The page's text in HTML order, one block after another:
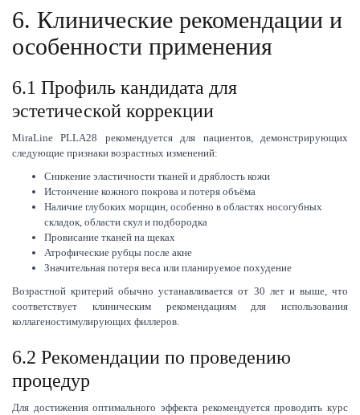
6. Клинические рекомендации и
особенности применения
6.1 Профиль кандидата для
эстетической коррекции
MiraLine PLLA28 рекомендуется для пациентов, демонстрирующих
следующие признаки возрастных изменений:
Снижение эластичности тканей и дряблость кожи
Истончение кожного покрова и потеря объёма
Наличие глубоких морщин, особенно в областях носогубных
складок, области скул и подбородка
Провисание тканей на щеках
Атрофические рубцы после акне
Значительная потеря веса или планируемое похудение
Возрастной критерий обычно устанавливается от 30 лет и выше, что
соответствует клиническим рекомендациям для использования
коллагеностимулирующих филлеров.
6.2 Рекомендации по проведению
процедур
Для достижения оптимального эффекта рекомендуется проводить курс